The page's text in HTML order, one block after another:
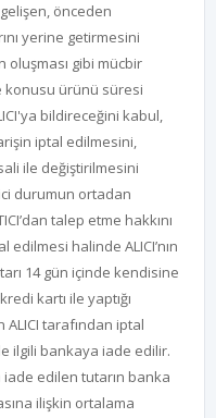
gelişen, önceden
yerine getirmesini
gibi mücbir
konusu ürünü süresi
bildireceğini kabul,
iptal edilmesini,
ile değiştirilmesini
durumun ortadan
talep etme hakkını
edilmesi halinde ALICI’nın
14 gün içinde kendisine
kartı ile yaptığı
tarafından iptal
ilgili bankaya iade edilir.
iade edilen tutarın banka
ilişkin ortalama